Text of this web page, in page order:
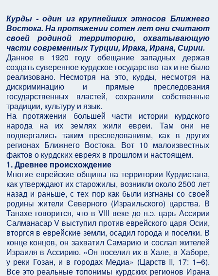
Курды - один из крупнейших этносов Ближнего
Востока. На протяжении сотен лет они считают
своей родиной территорию, охватывающую
части современных Турции, Ирака, Ирана, Сирии.
Данное в 1920 году обещание западных держав
создать суверенное курдское государство так и не было
реализовано. Несмотря на это, курды, несмотря на
дискриминацию и прямые преследования
государственных властей, сохранили собственные
традиции, культуру и язык.
На протяжении большей части истории курдского
народа на их землях жили евреи. Там они не
подвергались таким преследованиям, как в других
регионах Ближнего Востока. Вот 10 малоизвестных
фактов о курдских евреях в прошлом и настоящем.
1. Древнее происхождение
Многие еврейские общины на территории Курдистана,
как утверждают их старожилы, возникли около 2500 лет
назад и раньше, с тех пор как были изгнаны со своей
родины жители Северного (Израильского) царства. В
Танахе говорится, что в VIII веке до н.э. царь Ассирии
Салманасар V выступил против еврейского царя Осии,
вторгся в еврейские земли, осадил города и поселки. В
конце концов, он захватил Самарию и сослал жителей
Израиля в Ассирию. «Он поселил их в Хале, в Хаборе,
у реки Гозан, и в городах Медиа» (Царств II, 17: 1–6).
Все это реальные топонимы курдских регионов Ирана